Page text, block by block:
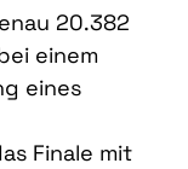
20.382
einem
eines
Finale mit